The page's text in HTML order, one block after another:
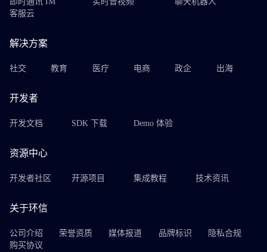
客服云
解决方案
社交 教育 医疗 电商 政企 出海
开发者
开发文档 SDK 下载 Demo 体验
资源中心
开发者社区 开源项目 集成教程 技术资讯
关于环信
公司介绍 荣誉资质 媒体报道 品牌标识
隐私合规
购买协议